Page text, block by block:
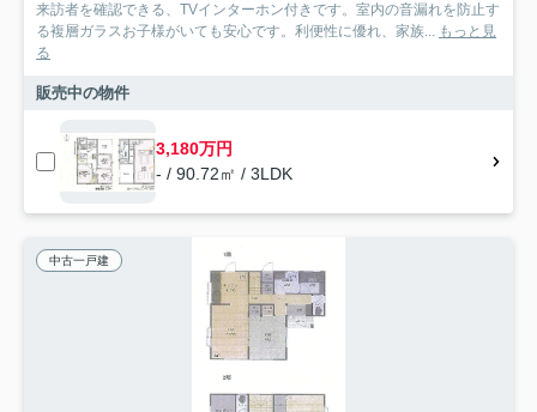
来訪者を確認できる、TVインターホン付きです。室内の音漏れを防止す
る複層ガラスお子様がいても安心です。利便性に優れ、家族... もっと見
る
販売中の物件
3,180万円
- / 90.72㎡ / 3LDK
中古一戸建